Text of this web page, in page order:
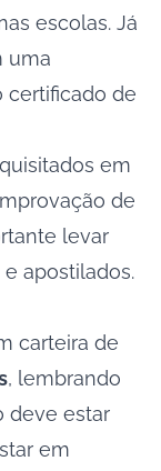
escolas. Já
uma
certificado de
em
de
levar
apostilados.
carteira de
, lembrando
deve estar
em